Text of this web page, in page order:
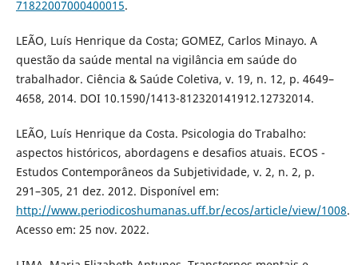
71822007000400015.
LEÃO, Luís Henrique da Costa; GOMEZ, Carlos Minayo. A
questão da saúde mental na vigilância em saúde do
trabalhador. Ciência & Saúde Coletiva, v. 19, n. 12, p. 4649–
4658, 2014. DOI 10.1590/1413-812320141912.12732014.
LEÃO, Luís Henrique da Costa. Psicologia do Trabalho:
aspectos históricos, abordagens e desafios atuais. ECOS -
Estudos Contemporâneos da Subjetividade, v. 2, n. 2, p.
291–305, 21 dez. 2012. Disponível em:
http://www.periodicoshumanas.uff.br/ecos/article/view/1008.
Acesso em: 25 nov. 2022.